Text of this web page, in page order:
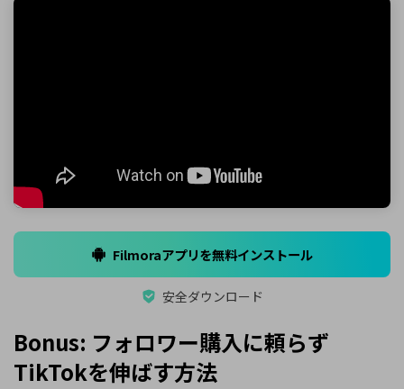
Filmoraアプリを無料インストール
安全ダウンロード
Bonus: フォロワー購入に頼らず
TikTokを伸ばす方法